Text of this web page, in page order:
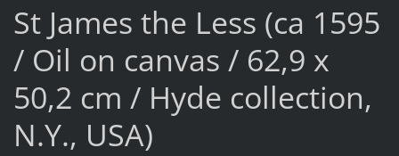
St James the Less (ca 1595
/ Oil on canvas / 62,9 x
50,2 cm / Hyde collection,
N.Y., USA)